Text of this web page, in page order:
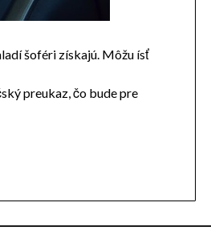
šoféri získajú. Môžu ísť
preukaz, čo bude pre